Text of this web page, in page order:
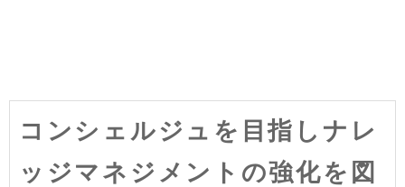
コンシェルジュを目指しナレ
ッジマネジメントの強化を図